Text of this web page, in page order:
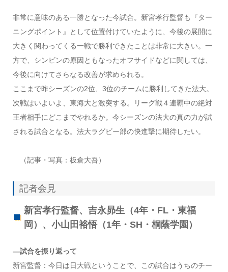
非常に意味のある一勝となった今試合。新宮孝行監督も『ター
ニングポイント』として位置付けていたように、今後の展開に
大きく関わってくる一戦で勝利できたことは非常に大きい。一
方で、シンビンの原因ともなったオフサイドなどに関しては、
今後に向けてさらなる改善が求められる。
ここまで昨シーズンの2位、3位のチームに勝利してきた法大。
次戦はいよいよ、東海大と激突する。リーグ戦４連覇中の絶対
王者相手にどこまでやれるか。今シーズンの法大の真の力が試
される試合となる。法大ラグビー部の快進撃に期待したい。
（記事・写真：板倉大吾）
記者会見
新宮孝行監督、吉永昴生（4年・FL・東福
岡）、小山田裕悟（1年・SH・桐蔭学園）
—試合を振り返って
新宮監督：今日は日大戦ということで、この試合はうちのチー